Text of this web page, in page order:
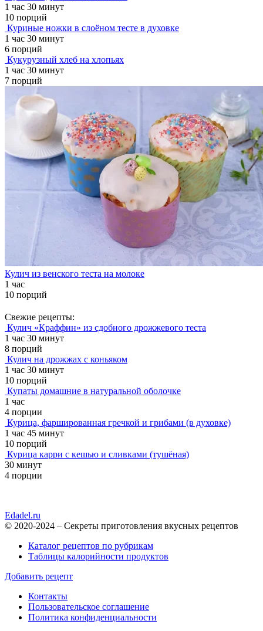
1 час 30 минут
10 порций
Куриные ножки в слоёном тесте в духовке
1 час 30 минут
6 порций
Кукурузный хлеб на хлопьях
1 час 30 минут
7 порций
Кулич из венского теста на молоке
1 час
10 порций
Свежие рецепты:
Кулич «Краффин» из сдобного дрожжевого теста
1 час 30 минут
8 порций
Кулич на дрожжах с коньяком
1 час 30 минут
10 порций
Купаты домашние в натуральной оболочке
1 час
4 порции
Курица, фаршированная гречкой и грибами (в духовке)
1 час 45 минут
10 порций
Курица карри с кешью и сливками (тушёная)
30 минут
4 порции
Edadel.ru
© 2020-2024 – Секреты приготовления вкусных рецептов
Каталог рецептов по рубрикам
Таблицы калорийности продуктов
Добавить рецепт
Контакты
Пользовательское соглашение
Политика конфиденциальности